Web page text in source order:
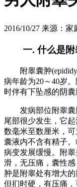
2016/10/27 来源：家
一. 什么是附
附睾囊肿
病年龄为20～40岁
时伴有下坠感的阴囊
发病部位附睾囊
尾部很少发生，它
数毫米至数厘米，
囊液内不含有精子
病变发展缓慢。附
滑，无压痛，囊性
肿是附睾处有增大
但扪时硬，有压痛